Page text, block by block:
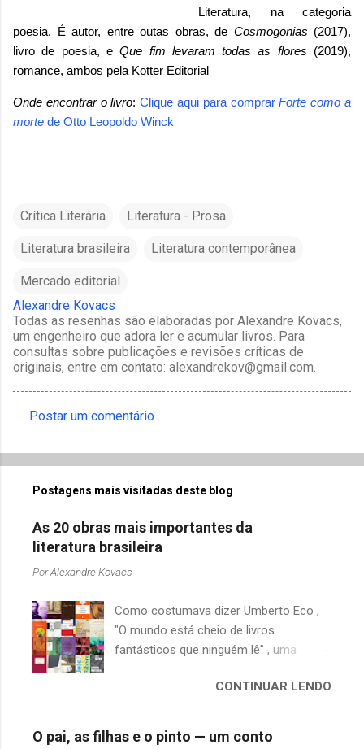
Literatura, na categoria
poesia. É autor, entre outas obras, de Cosmogonias (2017),
livro de poesia, eQue fim levaram todas as flores (2019),
romance, ambos pela Kotter Editorial
Onde encontrar o livro:Clique aqui para comprarForte como a
morte de Otto Leopoldo Winck
Crítica Literária Literatura - Prosa
Literatura brasileira Literatura contemporânea
Mercado editorial
Alexandre Kovacs
Todas as resenhas são elaboradas por Alexandre Kovacs,
um engenheiro que adora ler e acumular livros. Para
consultas sobre publicações e revisões críticas de
originais, entre em contato: alexandrekov@gmail.com.
o
n
t
á
o
s
Postar um comentário
Postagens mais visitadas deste blog
As 20 obras mais importantes da
literatura brasileira
PorAlexandre Kovacs
Como costumava dizer Umberto Eco ,
"O mundo está cheio de livros
fantásticos que ninguém lê" , uma
quando falamos de clássicos da
escritores brasileiros, somos forçados
CONTINUAR LENDO
O pai, as filhas e o pinto — um conto